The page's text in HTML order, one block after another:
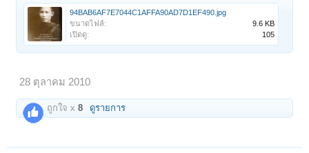
94BAB6AF7E7044C1AFFA90AD7D1EF490.jpg
ขนาดไฟล์:
9.6 KB
เปิดดู:
105
28 ตุลาคม 2010
ถูกใจ x8 ดูรายการ